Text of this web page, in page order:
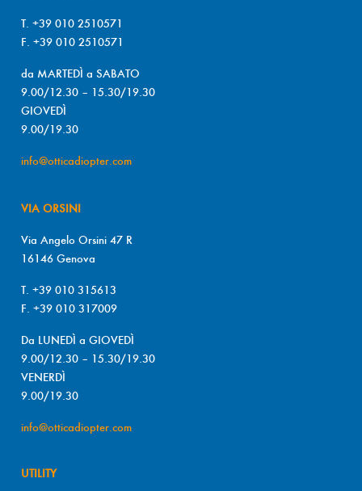
T. +39 010 2510571
F. +39 010 2510571
da MARTEDÌ a SABATO
9.00/12.30 – 15.30/19.30
GIOVEDÌ
9.00/19.30
info@otticadiopter.com
VIA ORSINI
Via Angelo Orsini 47 R
16146 Genova
T. +39 010 315613
F. +39 010 317009
Da LUNEDÌ a GIOVEDÌ
9.00/12.30 – 15.30/19.30
VENERDÌ
9.00/19.30
info@otticadiopter.com
UTILITY